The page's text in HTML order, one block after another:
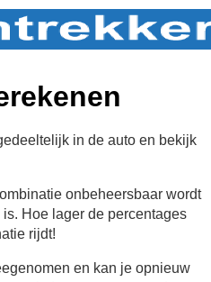
in de auto en bekijk
onbeheersbaar wordt
Hoe lager de percentages
rijdt!
en kan je opnieuw